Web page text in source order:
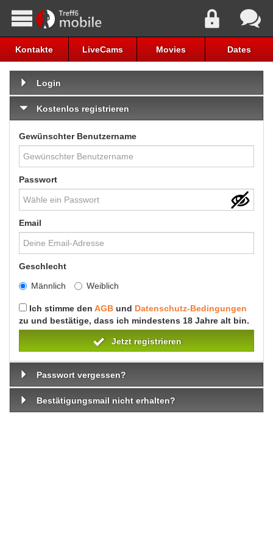
Kontakte LiveCams Movies Dates
Login
Kostenlos registrieren
Gewünschter Benutzername
Passwort
Email
Geschlecht
Männlich
Weiblich
Ich stimme den AGB und Datenschutz-Bedingungen
zu und bestätige, dass ich mindestens 18 Jahre alt bin.
Jetzt registrieren
Passwort vergessen?
Bestätigungsmail nicht erhalten?